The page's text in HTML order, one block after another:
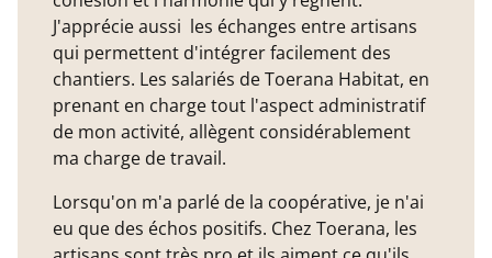
J'apprécie aussi les échanges entre artisans
qui permettent d'intégrer facilement des
chantiers. Les salariés de Toerana Habitat, en
prenant en charge tout l'aspect administratif
de mon activité, allègent considérablement
ma charge de travail.
Lorsqu'on m'a parlé de la coopérative, je n'ai
eu que des échos positifs. Chez Toerana, les